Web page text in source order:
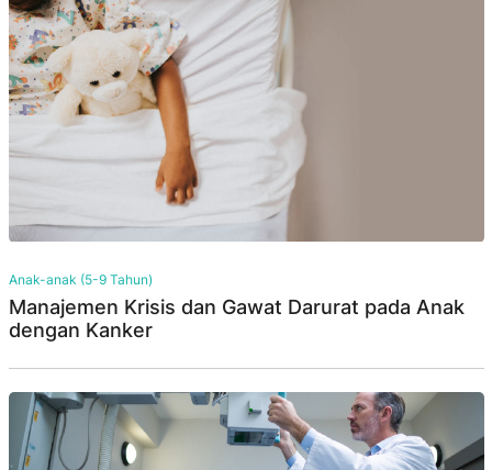
Anak-anak (5-9 Tahun)
Manajemen Krisis dan Gawat Darurat pada Anak
dengan Kanker